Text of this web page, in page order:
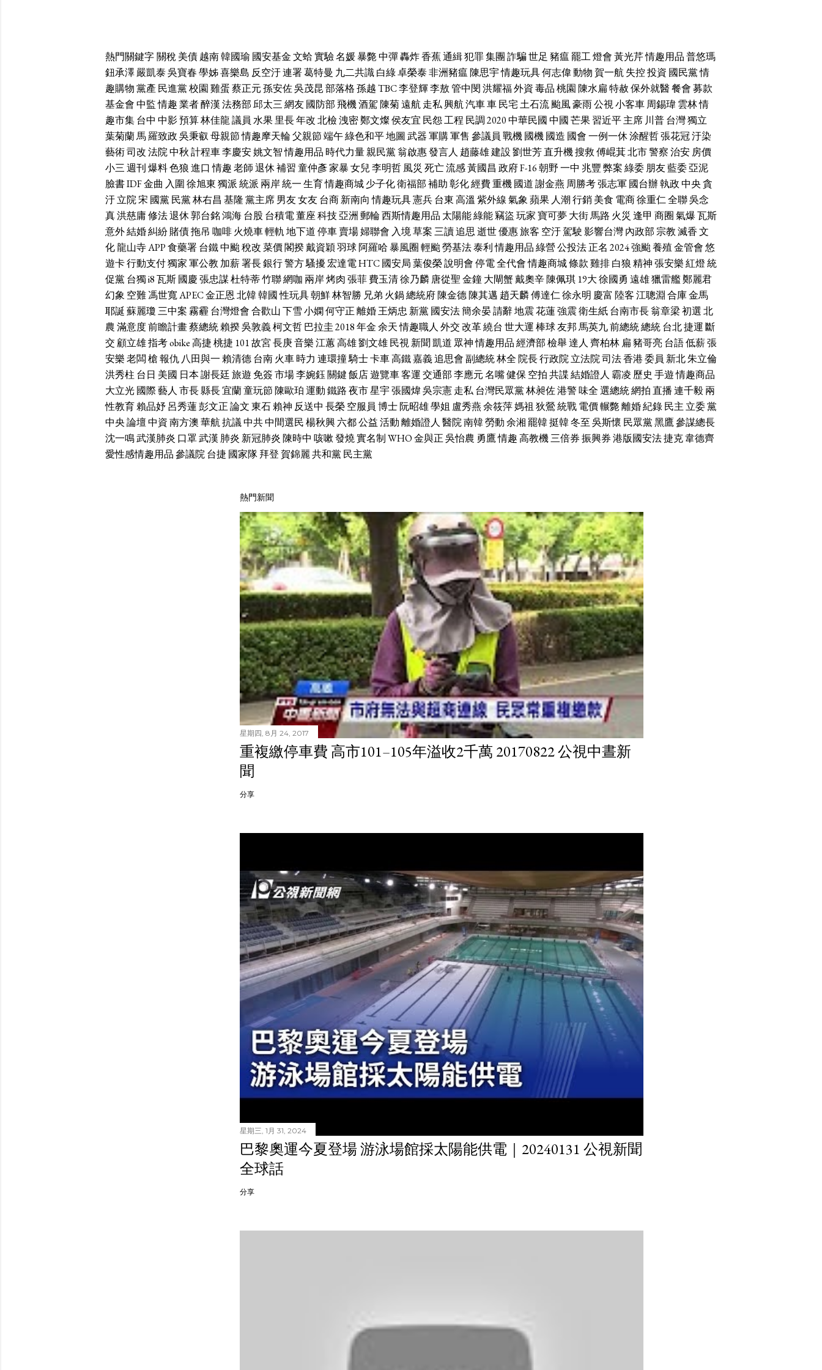
熱門關鍵字關稅美債越南韓國瑜 國安基金文蛤實驗名媛暴斃中彈轟炸香蕉通緝犯罪集團詐騙世足 豬瘟罷工燈會黃光芹情趣用品普悠瑪
鈕承澤嚴凱泰吳寶春學姊喜樂島 反空汙連署葛特曼 九二共識白綠卓榮泰非洲豬瘟陳思宇情趣玩具何志偉動物賀一航失控投資 國民黨情
趣購物黨產 民進黨校園雞蛋蔡正元孫安佐吳茂昆部落格孫越TBC李登輝李敖管中閔洪耀福外資毒品桃園陳水扁特赦保外就醫餐會募款
基金會中監情趣業者醉漢法務部邱太三網友國防部飛機酒駕陳菊遠航走私興航汽車車民宅土石流颱風豪雨公視小客車周錫瑋雲林情
趣市集台中 中影預算林佳龍議員 水果里長年改北檢洩密鄭文燦侯友宜 民怨工程 民調2020中華民國中國芒果習近平主席 川普台灣獨立
葉菊蘭馬羅致政吳秉叡母親節情趣摩天輪父親節端午綠色和平地圖武器軍購軍售 參議員 戰機國機國造 國會一例一休涂醒哲張花冠汙染
藝術司改法院中秋計程車李慶安姚文智情趣用品 時代力量親民黨翁啟惠發言人 趙藤雄建設劉世芳直升機搜救傅崐萁北市警察治安房價
小三週刊爆料色狼進口 情趣老師退休補習童仲彥家暴女兒李明哲風災 死亡流感黃國昌 政府F-16朝野一中 兆豐弊案綠委朋友藍委亞泥
臉書IDF金曲 入圍徐旭東獨派統派 兩岸統一生育情趣商城少子化衛福部補助彰化經費重機國道謝金燕 周勝考張志軍國台辦執政中央貪
汙立院宋 國黨民黨林右昌 基隆黨主席男友女友台商新南向 情趣玩具憲兵台東高溫 紫外線氣象蘋果 人潮行銷美食 電商徐重仁全聯吳念
真洪慈庸修法退休郭台銘鴻海台股 台積電董座科技亞洲 郵輪西斯情趣用品 太陽能綠能竊盜玩家寶可夢大街馬路 火災 逢甲 商圈氣爆瓦斯
意外結婚糾紛賭債拖吊 咖啡火燒車輕軌地下道停車賣場婦聯會 入境草案三讀追思逝世優惠旅客 空汙駕駛影響台灣內政部宗教滅香文
化龍山寺APP食藥署台鐵中颱稅改菜價閣揆戴資穎羽球阿羅哈暴風圈輕颱勞基法泰利情趣用品綠營公投法正名 2024強颱養殖金管會悠
遊卡行動支付獨家軍公教 加薪署長銀行警方騷擾宏達電HTC國安局葉俊榮說明會停電全代會情趣商城條款雞排白狼精神張安樂紅燈統
促黨台獨i8瓦斯國慶張忠謀杜特蒂竹聯網咖 兩岸烤肉張菲費玉清徐乃麟唐從聖金鐘大閘蟹戴奧辛陳佩琪 19大徐國勇 遠雄獵雷艦鄭麗君
幻象 空難馮世寬APEC金正恩北韓韓國性玩具朝鮮林智勝 兄弟 火鍋總統府陳金德陳其邁 趙天麟傅達仁徐永明 慶富 陸客江聰淵 合庫金馬
耶誕蘇麗瓊三中案霧霾 台灣燈會合歡山下雪小嫻何守正離婚王炳忠 新黨國安法簡余晏請辭地震花蓮強震衛生紙台南市長翁章梁初選北
農滿意度前瞻計畫蔡總統賴揆吳敦義柯文哲巴拉圭2018年金余天情趣職人 外交改革繞台 世大運棒球友邦馬英九前總統總統台北捷運 斷
交 顧立雄指考obike高捷桃捷 101故宮長庚音樂江蕙高雄劉文雄民視新聞 凱道 眾神情趣用品經濟部檢舉達人 齊柏林 扁豬哥亮台語低薪張
安樂老闆槍報仇 八田與一賴清德台南火車時力 連環撞騎士卡車高鐵嘉義追思會副總統林全 院長行政院立法院司法香港委員 新北朱立倫
洪秀柱 台日 美國 日本謝長廷旅遊 免簽市場李婉鈺關鍵飯店遊覽車客運交通部李應元名嘴健保空拍共諜結婚證人 霸凌 歷史 手遊情趣商品
大立光國際藝人 市長縣長宜蘭童玩節陳歐珀運動鐵路夜市星宇張國煒吳宗憲走私台灣民眾黨林昶佐港警味全選總統網拍直播連千毅兩
性教育賴品妤呂秀蓮彭文正論文東石賴神 反送中 長榮空服員 博士阮昭雄學姐 盧秀燕余筱萍媽祖 狄鶯統戰電價輾斃離婚紀錄民主 立委黨
中央論壇中資南方澳華航抗議中共中間選民楊秋興六都公益活動離婚證人 醫院南韓勞動余湘罷韓挺韓冬至吳斯懷 民眾黨黑鷹參謀總長
沈一鳴武漢肺炎 口罩武漢 肺炎 新冠肺炎陳時中 咳嗽發燒實名制WHO金與正吳怡農 勇鷹情趣高教機三倍券振興券港版國安法捷克韋德齊
愛性感情趣用品參議院台捷 國家隊拜登賀錦麗共和黨民主黨
熱門新聞
星期四, 8月 24, 2017
重複繳停車費 高市101–105年溢收2千萬 20170822 公視中晝新
聞
分享
星期三, 1月 31, 2024
巴黎奧運今夏登場 游泳場館採太陽能供電｜20240131 公視新聞
全球話
分享